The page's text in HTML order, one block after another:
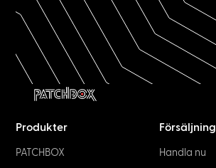
Produkter
PATCHBOX
Försäljning
Handla nu